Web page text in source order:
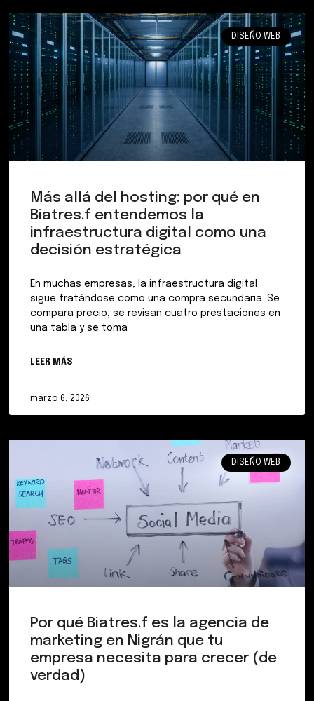
DISEÑO WEB
Más allá del hosting: por qué en
Biatres.f entendemos la
infraestructura digital como una
decisión estratégica
En muchas empresas, la infraestructura digital
sigue tratándose como una compra secundaria. Se
compara precio, se revisan cuatro prestaciones en
una tabla y se toma
LEER MÁS
marzo 6, 2026
DISEÑO WEB
Por qué Biatres.f es la agencia de
marketing en Nigrán que tu
empresa necesita para crecer (de
verdad)